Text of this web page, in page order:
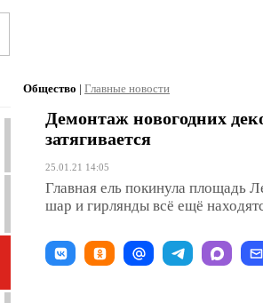
Общество | Главные новости
Демонтаж новогодних
затягивается
25.01.21 14:05
Главная ель покинула площадь
шар и гирлянды всё ещё